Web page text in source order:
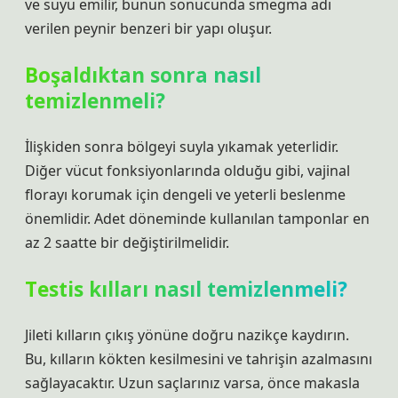
ve suyu emilir, bunun sonucunda smegma adı
verilen peynir benzeri bir yapı oluşur.
Boşaldıktan sonra nasıl
temizlenmeli?
İlişkiden sonra bölgeyi suyla yıkamak yeterlidir.
Diğer vücut fonksiyonlarında olduğu gibi, vajinal
florayı korumak için dengeli ve yeterli beslenme
önemlidir. Adet döneminde kullanılan tamponlar en
az 2 saatte bir değiştirilmelidir.
Testis kılları nasıl temizlenmeli?
Jileti kılların çıkış yönüne doğru nazikçe kaydırın.
Bu, kılların kökten kesilmesini ve tahrişin azalmasını
sağlayacaktır. Uzun saçlarınız varsa, önce makasla